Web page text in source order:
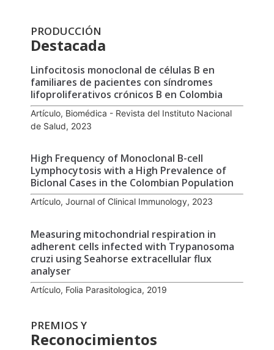
PRODUCCIÓN
Destacada
Linfocitosis monoclonal de células B en
familiares de pacientes con síndromes
lifoproliferativos crónicos B en Colombia
Artículo, Biomédica - Revista del Instituto Nacional
de Salud, 2023
High Frequency of Monoclonal B-cell
Lymphocytosis with a High Prevalence of
Biclonal Cases in the Colombian Population
Artículo, Journal of Clinical Immunology, 2023
Measuring mitochondrial respiration in
adherent cells infected with Trypanosoma
cruzi using Seahorse extracellular flux
analyser
Artículo, Folia Parasitologica, 2019
PREMIOS Y
Reconocimientos